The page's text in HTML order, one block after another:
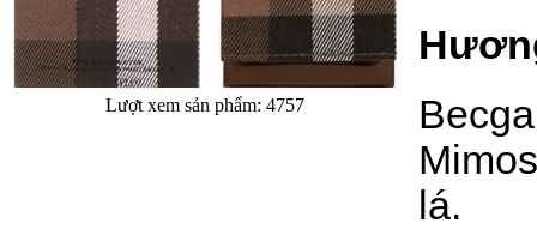
Lượt xem sản phẩm: 4757
lá.